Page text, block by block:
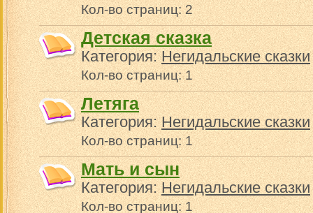
Кол-во страниц: 2
Детская сказка
Категория:Негидальские сказки
Кол-во страниц: 1
Летяга
Категория:Негидальские сказки
Кол-во страниц: 1
Мать и сын
Категория:Негидальские сказки
Кол-во страниц: 1